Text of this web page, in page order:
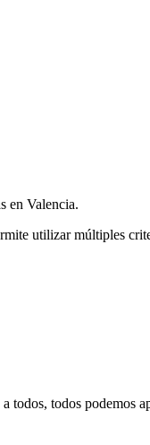
en Valencia.
utilizar múltiples
a todos, todos podemos